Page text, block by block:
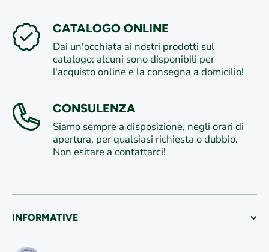
CATALOGO ONLINE
Dai un'occhiata ai nostri prodotti sul
catalogo: alcuni sono disponibili per
l'acquisto online e la consegna a domicilio!
CONSULENZA
Siamo sempre a disposizione, negli orari di
apertura, per qualsiasi richiesta o dubbio.
Non esitare a contattarci!
INFORMATIVE